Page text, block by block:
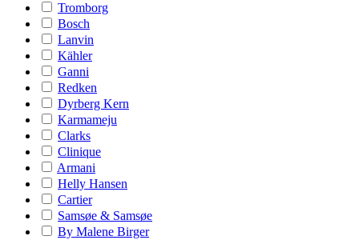
Tromborg
Bosch
Lanvin
Kähler
Ganni
Redken
Dyrberg Kern
Karmameju
Clarks
Clinique
Armani
Helly Hansen
Cartier
Samsøe & Samsøe
By Malene Birger